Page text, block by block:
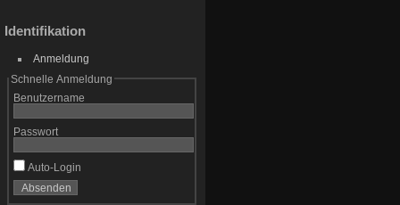
Identifikation
Anmeldung
Schnelle Anmeldung
Benutzername
Passwort
Auto-Login